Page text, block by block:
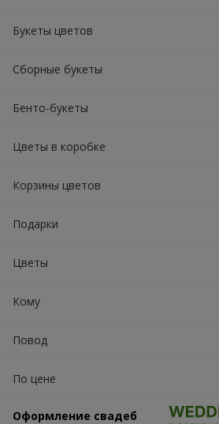
Букеты цветов
Сборные букеты
Бенто-букеты
Цветы в коробке
Корзины цветов
Подарки
Цветы
Кому
Повод
По цене
Оформление свадеб